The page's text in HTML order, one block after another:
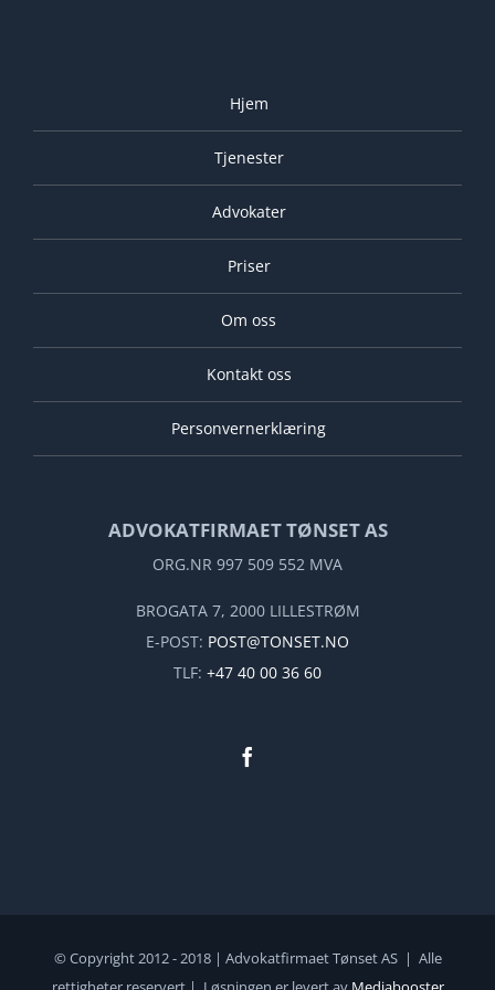
Hjem
Tjenester
Advokater
Priser
Om oss
Kontakt oss
Personvernerklæring
ADVOKATFIRMAET TØNSET AS
ORG.NR 997 509 552 MVA
BROGATA 7, 2000 LILLESTRØM
E-POST: POST@TONSET.NO
TLF: +47 40 00 36 60
© Copyright 2012 - 2018 | Advokatfirmaet Tønset AS | Alle